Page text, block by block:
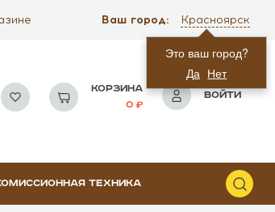
Ваш город:
Это ваш город?
Да Нет
Красноярск
КОРЗИНА
0
ВОЙТИ
ТЕХНИКА